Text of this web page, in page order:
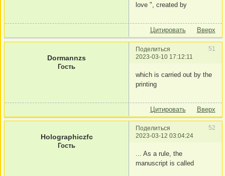
love ", created by
Цитировать Вверх
Поделиться
51
2023-03-10 17:12:11
Dormannzs
Гость
which is carried out by the
printing
Цитировать Вверх
Поделиться
52
2023-03-12 03:04:24
Holographiczfc
Гость
... As a rule, the
manuscript is called